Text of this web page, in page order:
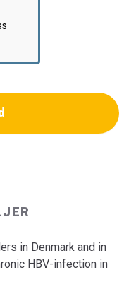
in Denmark and in
HBV-infection in